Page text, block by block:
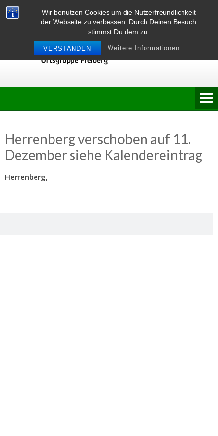
Wir benutzen Cookies um die Nutzerfreundlichkeit
der Webseite zu verbessen. Durch Deinen Besuch
stimmst Du dem zu.
VERSTANDEN Weitere Informationen
Skip
to
Herrenberg verschoben auf 11.
Dezember siehe Kalendereintrag
Herrenberg,